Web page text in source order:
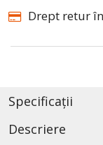
Drept retur
Specificații
Descriere